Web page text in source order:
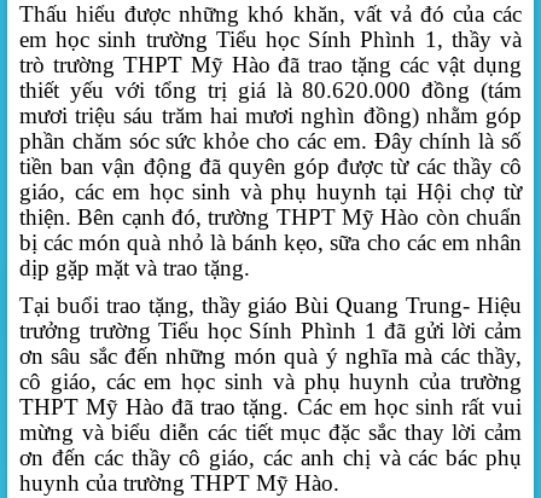
Thấu hiểu được những khó khăn, vất vả đó của các
em học sinh trường Tiểu học Sính Phình 1, thầy và
trò trường THPT Mỹ Hào đã trao tặng các vật dụng
thiết yếu với tổng trị giá là 80.620.000 đồng (tám
mươi triệu sáu trăm hai mươi nghìn đồng) nhằm góp
phần chăm sóc sức khỏe cho các em. Đây chính là số
tiền ban vận động đã quyên góp được từ các thầy cô
giáo, các em học sinh và phụ huynh tại Hội chợ từ
thiện. Bên cạnh đó, trường THPT Mỹ Hào còn chuẩn
bị các món quà nhỏ là bánh kẹo, sữa cho các em nhân
dịp gặp mặt và trao tặng.
Tại buổi trao tặng, thầy giáo Bùi Quang Trung- Hiệu
trưởng trường Tiểu học Sính Phình 1 đã gửi lời cảm
ơn sâu sắc đến những món quà ý nghĩa mà các thầy,
cô giáo, các em học sinh và phụ huynh của trường
THPT Mỹ Hào đã trao tặng. Các em học sinh rất vui
mừng và biểu diễn các tiết mục đặc sắc thay lời cảm
ơn đến các thầy cô giáo, các anh chị và các bác phụ
huynh của trường THPT Mỹ Hào.